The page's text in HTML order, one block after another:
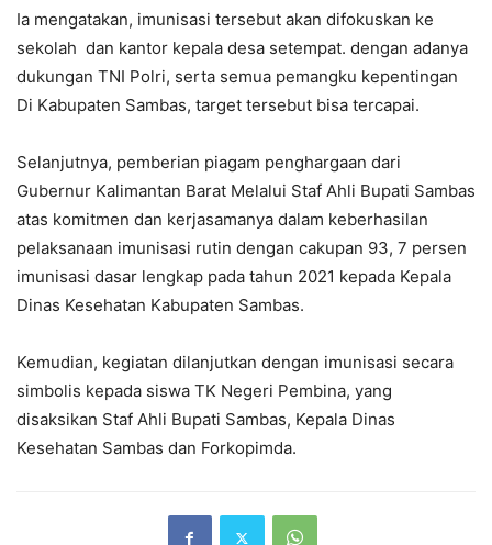
Ia mengatakan, imunisasi tersebut akan difokuskan ke
sekolah dan kantor kepala desa setempat. dengan adanya
dukungan TNI Polri, serta semua pemangku kepentingan
Di Kabupaten Sambas, target tersebut bisa tercapai.
Selanjutnya, pemberian piagam penghargaan dari
Gubernur Kalimantan Barat Melalui Staf Ahli Bupati Sambas
atas komitmen dan kerjasamanya dalam keberhasilan
pelaksanaan imunisasi rutin dengan cakupan 93, 7 persen
imunisasi dasar lengkap pada tahun 2021 kepada Kepala
Dinas Kesehatan Kabupaten Sambas.
Kemudian, kegiatan dilanjutkan dengan imunisasi secara
simbolis kepada siswa TK Negeri Pembina, yang
disaksikan Staf Ahli Bupati Sambas, Kepala Dinas
Kesehatan Sambas dan Forkopimda.